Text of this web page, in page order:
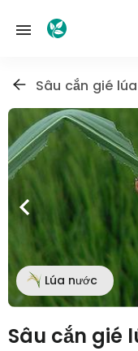
Sâu cắn gié lúa
Lúa nước
Sâu cắn gié